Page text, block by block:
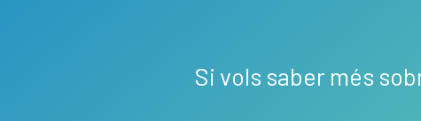
Si vols saber més